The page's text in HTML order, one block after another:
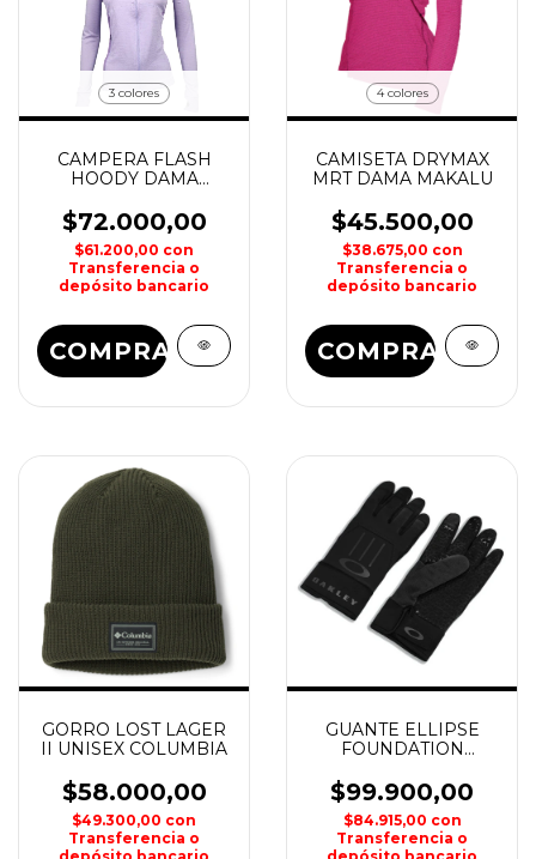
3 colores
CAMPERA FLASH
HOODY DAMA
$72.000,00
$61.200,00 con
Transferencia o
depósito bancario
COMPRAR
4 colores
CAMISETA DRYMAX
MRT DAMA MAKALU
$45.500,00
$38.675,00 con
Transferencia o
depósito bancario
COMPRAR
GORRO LOST LAGER
II UNISEX COLUMBIA
$58.000,00
$49.300,00 con
Transferencia o
GUANTE ELLIPSE
FOUNDATION
$99.900,00
$84.915,00 con
Transferencia o